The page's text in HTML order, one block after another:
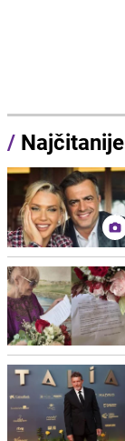
/ Najčitanije